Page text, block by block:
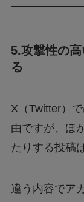
5.攻撃性の
る
X（Twitter）
由ですが、ほ
たりする投稿
違う内容でア